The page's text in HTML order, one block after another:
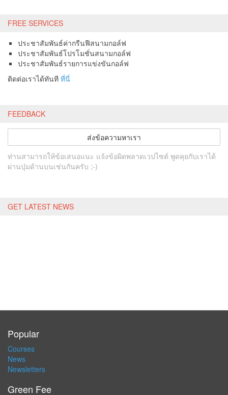
FREE SERVICES
ประชาสัมพันธ์ค่ากรีนฟีสนามกอล์ฟ
ประชาสัมพันธ์โปรโมชั่นสนามกอล์ฟ
ประชาสัมพันธ์รายการแข่งขันกอล์ฟ
ติดต่อเราได้ทันที ที่นี่
FEEDBACK
ส่งข้อความหาเรา
ท่านสามารถให้ข้อเสนอแนะ แจ้งข้อผิดพลาดเวปไซต์ พูดคุยกับเราได้
ผ่านปุ่มด้านบนเช่นกันครับ ;-)
GET LATEST NEWS
Popular
Courses
News
Newsletters
Green Fee